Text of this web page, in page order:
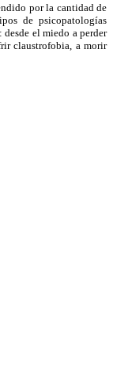
por la cantidad de
de psicopatologías
desde el miedo a perder
claustrofobia, a morir